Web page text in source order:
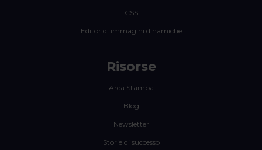
CSS
Editor di immagini dinamiche
Risorse
Area Stampa
Blog
Newsletter
Storie di successo